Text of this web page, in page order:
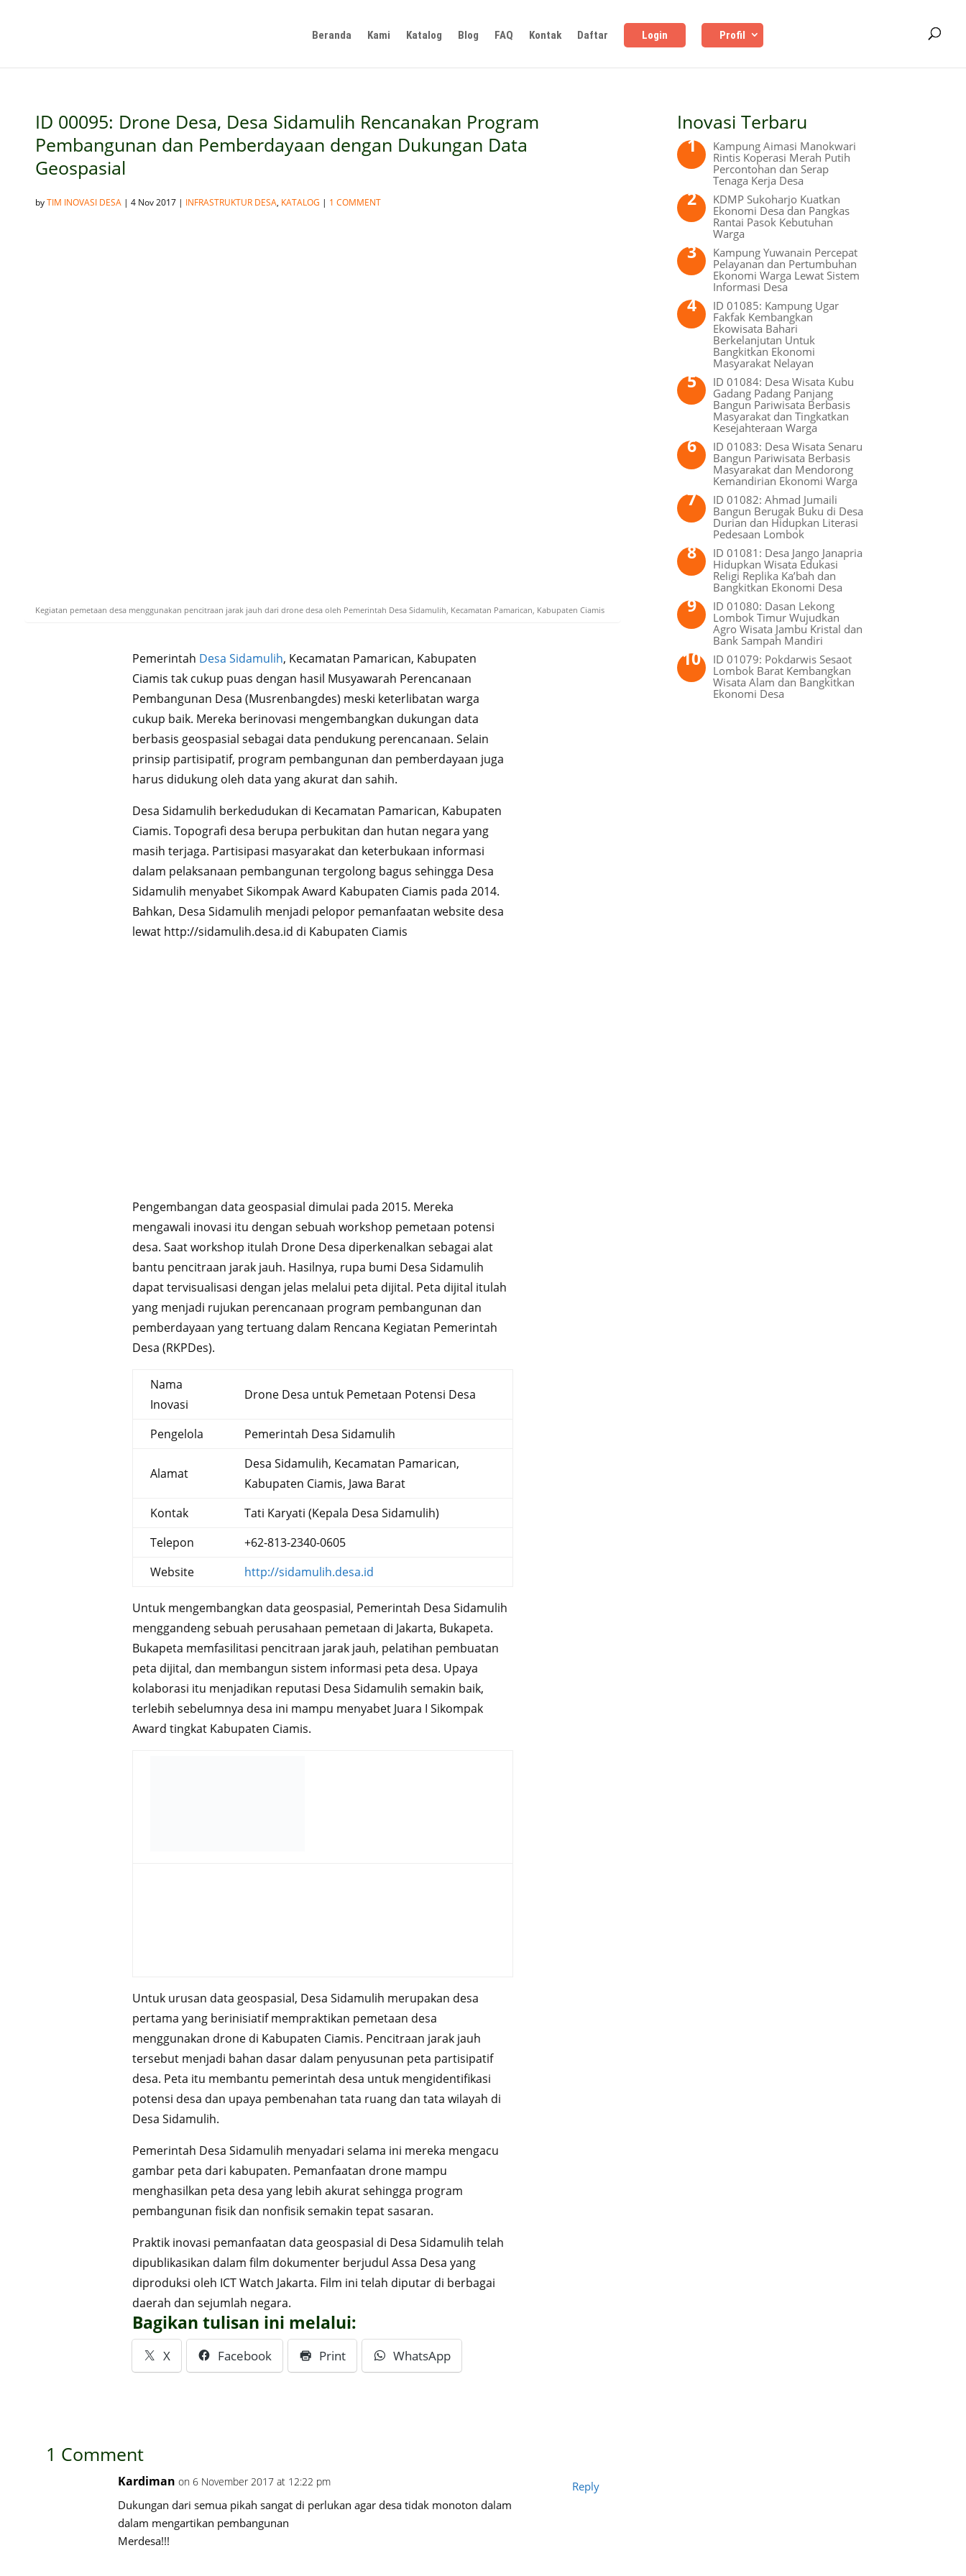
Beranda Kami Katalog Blog FAQ Kontak Daftar Login Profil
ID 00095: Drone Desa, Desa Sidamulih Rencanakan Program
Pembangunan dan Pemberdayaan dengan Dukungan Data
Geospasial
byTIM INOVASI DESA| 4 Nov 2017| INFRASTRUKTUR DESA, KATALOG | 1 COMMENT
Kegiatan pemetaan desa menggunakan pencitraan jarak jauh dari drone desa oleh Pemerintah Desa Sidamulih, Kecamatan Pamarican, Kabupaten Ciamis
Pemerintah Desa Sidamulih, Kecamatan Pamarican, Kabupaten
Ciamis tak cukup puas dengan hasil Musyawarah Perencanaan
Pembangunan Desa (Musrenbangdes) meski keterlibatan warga
cukup baik. Mereka berinovasi mengembangkan dukungan data
berbasis geospasial sebagai data pendukung perencanaan. Selain
prinsip partisipatif, program pembangunan dan pemberdayaan juga
harus didukung oleh data yang akurat dan sahih.
Desa Sidamulih berkedudukan di Kecamatan Pamarican, Kabupaten
Ciamis. Topografi desa berupa perbukitan dan hutan negara yang
masih terjaga. Partisipasi masyarakat dan keterbukaan informasi
dalam pelaksanaan pembangunan tergolong bagus sehingga Desa
Sidamulih menyabet Sikompak Award Kabupaten Ciamis pada 2014.
Bahkan, Desa Sidamulih menjadi pelopor pemanfaatan website desa
lewat http://sidamulih.desa.id di Kabupaten Ciamis
Pengembangan data geospasial dimulai pada 2015. Mereka
mengawali inovasi itu dengan sebuah workshop pemetaan potensi
desa. Saat workshop itulah Drone Desa diperkenalkan sebagai alat
bantu pencitraan jarak jauh. Hasilnya, rupa bumi Desa Sidamulih
dapat tervisualisasi dengan jelas melalui peta dijital. Peta dijital itulah
yang menjadi rujukan perencanaan program pembangunan dan
pemberdayaan yang tertuang dalam Rencana Kegiatan Pemerintah
Desa (RKPDes).
Nama
Inovasi
Drone Desa untuk Pemetaan Potensi Desa
Pengelola Pemerintah Desa Sidamulih
Alamat
Desa Sidamulih, Kecamatan Pamarican,
Kabupaten Ciamis, Jawa Barat
Kontak
Tati Karyati (Kepala Desa Sidamulih)
Telepon
+62-813-2340-0605
Website
http://sidamulih.desa.id
Untuk mengembangkan data geospasial, Pemerintah Desa Sidamulih
menggandeng sebuah perusahaan pemetaan di Jakarta, Bukapeta.
Bukapeta memfasilitasi pencitraan jarak jauh, pelatihan pembuatan
peta dijital, dan membangun sistem informasi peta desa. Upaya
kolaborasi itu menjadikan reputasi Desa Sidamulih semakin baik,
terlebih sebelumnya desa ini mampu menyabet Juara I Sikompak
Award tingkat Kabupaten Ciamis.
Untuk urusan data geospasial, Desa Sidamulih merupakan desa
pertama yang berinisiatif mempraktikan pemetaan desa
menggunakan drone di Kabupaten Ciamis. Pencitraan jarak jauh
tersebut menjadi bahan dasar dalam penyusunan peta partisipatif
desa. Peta itu membantu pemerintah desa untuk mengidentifikasi
potensi desa dan upaya pembenahan tata ruang dan tata wilayah di
Desa Sidamulih.
Pemerintah Desa Sidamulih menyadari selama ini mereka mengacu
gambar peta dari kabupaten. Pemanfaatan drone mampu
menghasilkan peta desa yang lebih akurat sehingga program
pembangunan fisik dan nonfisik semakin tepat sasaran.
Praktik inovasi pemanfaatan data geospasial di Desa Sidamulih telah
dipublikasikan dalam film dokumenter berjudul Assa Desa yang
diproduksi oleh ICT Watch Jakarta. Film ini telah diputar di berbagai
daerah dan sejumlah negara.
Bagikan tulisan ini melalui:
X Facebook Print WhatsApp
1 Comment
Kardiman on 6 November 2017 at 12:22 pm
Dukungan dari semua pikah sangat di perlukan agar desa tidak monoton dalam
dalam mengartikan pembangunan
Merdesa!!!
Reply
Inovasi Terbaru
Kampung Aimasi Manokwari
Rintis Koperasi Merah Putih
Percontohan dan Serap
Tenaga Kerja Desa
KDMP Sukoharjo Kuatkan
Ekonomi Desa dan Pangkas
Rantai Pasok Kebutuhan
Warga
Kampung Yuwanain Percepat
Pelayanan dan Pertumbuhan
Ekonomi Warga Lewat Sistem
Informasi Desa
ID 01085: Kampung Ugar
Fakfak Kembangkan
Ekowisata Bahari
Berkelanjutan Untuk
Bangkitkan Ekonomi
Masyarakat Nelayan
ID 01084: Desa Wisata Kubu
Gadang Padang Panjang
Bangun Pariwisata Berbasis
Masyarakat dan Tingkatkan
Kesejahteraan Warga
ID 01083: Desa Wisata Senaru
Bangun Pariwisata Berbasis
Masyarakat dan Mendorong
Kemandirian Ekonomi Warga
ID 01082: Ahmad Jumaili
Bangun Berugak Buku di Desa
Durian dan Hidupkan Literasi
Pedesaan Lombok
ID 01081: Desa Jango Janapria
Hidupkan Wisata Edukasi
Religi Replika Ka’bah dan
Bangkitkan Ekonomi Desa
ID 01080: Dasan Lekong
Lombok Timur Wujudkan
Agro Wisata Jambu Kristal dan
Bank Sampah Mandiri
ID 01079: Pokdarwis Sesaot
Lombok Barat Kembangkan
Wisata Alam dan Bangkitkan
Ekonomi Desa